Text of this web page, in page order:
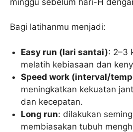
Bagi latihanmu menjadi:
Easy run (lari santai): 2–3
melatih kebiasaan dan
Speed work (interval/
meningkatkan kekuatan
dan kecepatan.
Long run: dilakukan
membiasakan tubuh